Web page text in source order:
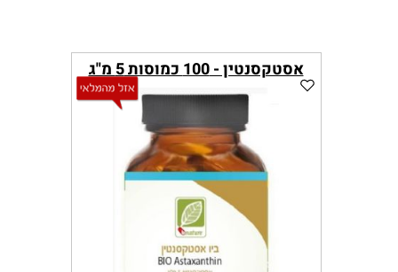
הקוגניטיבית
למעלה מ – 500 מחקרים נעשו על
אסטקסנטין בעולם ומצאו כי הוא:
אנטי דלקתיומסייע בהפחתת
תהליכים דלקתיים בגוף
מזרז התאוששות של הגוף לאחר
מאמץ פיזי
·מסייע בשיפור פני העור והאטת
אסטקסנטין - 100 כמוסות 5 מ"ג